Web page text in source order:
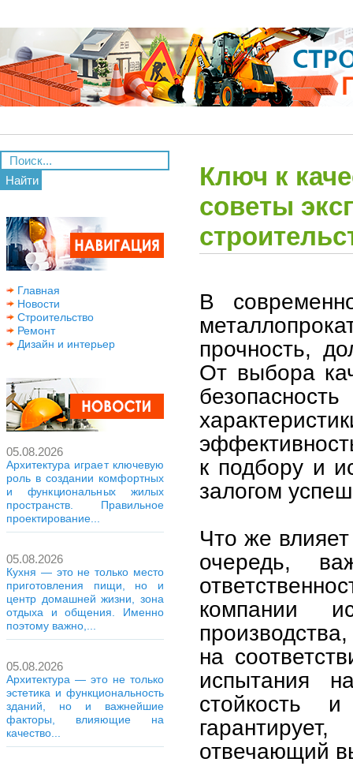
Найти
Главная
Новости
Строительство
Ремонт
Дизайн и интерьер
05.08.2026
Архитектура играет ключевую
роль в создании комфортных
и функциональных жилых
пространств. Правильное
проектирование...
05.08.2026
Кухня — это не только место
приготовления пищи, но и
центр домашней жизни, зона
отдыха и общения. Именно
поэтому важно,...
05.08.2026
Архитектура — это не только
эстетика и функциональность
зданий, но и важнейшие
факторы, влияющие на
качество...
Ключ к
советы
В
прочность,
От выбора
к подбору и
залогом
Что же
очередь,
компании
на
испытания
стойкость
отвечающий